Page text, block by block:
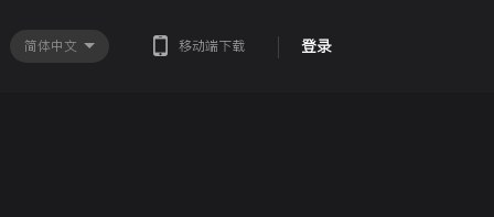
登录
移动端下载
简体中文